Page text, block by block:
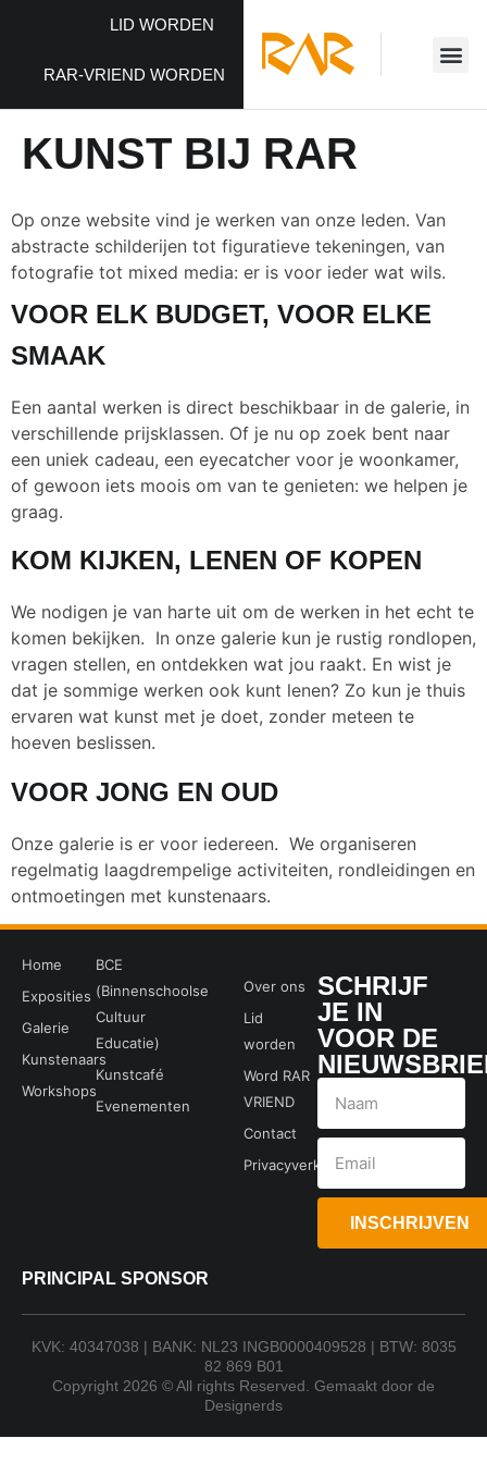
LID WORDEN
RAR-VRIEND WORDEN
KUNST BIJ RAR
Op onze website vind je werken van onze leden. Van
abstracte schilderijen tot figuratieve tekeningen, van
fotografie tot mixed media: er is voor ieder wat wils.
VOOR ELK BUDGET, VOOR ELKE
SMAAK
Een aantal werken is direct beschikbaar in de galerie, in
verschillende prijsklassen. Of je nu op zoek bent naar
een uniek cadeau, een eyecatcher voor je woonkamer,
of gewoon iets moois om van te genieten: we helpen je
graag.
KOM KIJKEN, LENEN OF KOPEN
We nodigen je van harte uit om de werken in het echt te
komen bekijken. In onze galerie kun je rustig rondlopen,
vragen stellen, en ontdekken wat jou raakt. En wist je
dat je sommige werken ook kunt lenen? Zo kun je thuis
ervaren wat kunst met je doet, zonder meteen te
hoeven beslissen.
VOOR JONG EN OUD
Onze galerie is er voor iedereen. We organiseren
regelmatig laagdrempelige activiteiten, rondleidingen en
ontmoetingen met kunstenaars.
Home
Exposities
Galerie
Kunstenaars
Workshops
BCE
(Binnenschoolse
Cultuur
Educatie)
Kunstcafé
Evenementen
Over ons
Lid
worden
Word RAR
VRIEND
Contact
Privacyverklaring
SCHRIJF
JE IN
VOOR DE
INSCHRIJVEN
PRINCIPAL SPONSOR
KVK: 40347038 | BANK: NL23 INGB0000409528 | BTW: 8035
82 869 B01
Copyright 2026 © All rights Reserved. Gemaakt door de
Designerds